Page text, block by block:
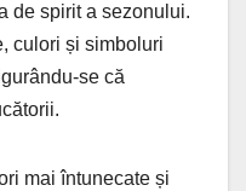
de spirit a sezonului.
culori și simboluri
se că
mai întunecate și